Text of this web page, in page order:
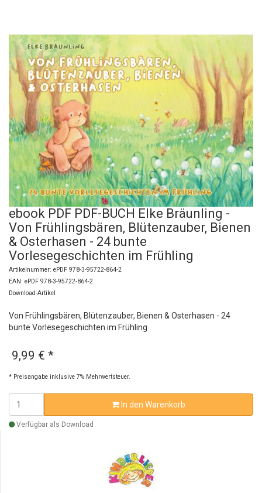
ebook PDF PDF-BUCH Elke Bräunling -
Von Frühlingsbären, Blütenzauber, Bienen
& Osterhasen - 24 bunte
Vorlesegeschichten im Frühling
Artikelnummer: ePDF 978-3-95722-864-2
EAN: ePDF 978-3-95722-864-2
Download-Artikel
Von Frühlingsbären, Blütenzauber, Bienen & Osterhasen - 24
bunte Vorlesegeschichten im Frühling
9,99 € *
* Preisangabe inklusive 7% Mehrwertsteuer.
In den Warenkorb
Verfügbar als Download